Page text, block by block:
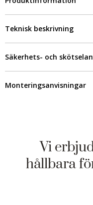
Teknisk beskrivning
Säkerhets- och
Monteringsanvisningar
Vi
hållbara